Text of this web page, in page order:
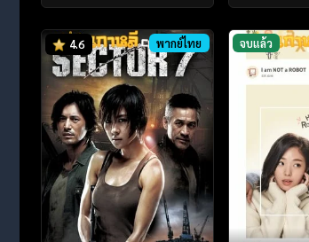
4.6 พากย์ไทย จบแล้ว